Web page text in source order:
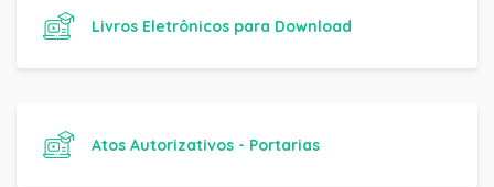
Livros Eletrônicos para Download
Atos Autorizativos - Portarias